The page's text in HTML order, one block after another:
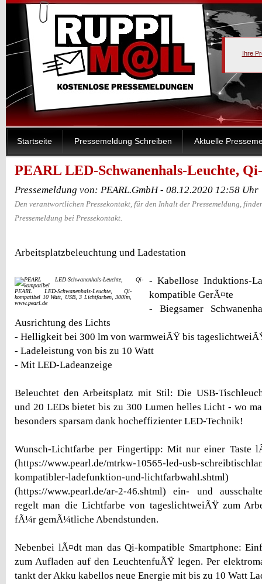
Ihre
Startseite Pressemeldung Schreiben Aktuelle
PEARL LED-Schwanenhals-Leuchte,
Pressemeldung von: PEARL.GmbH - 08.12.2020 12:58 Uhr
Den verantwortlichen Pressekontakt, für den Inhalt der Pressemeldung,
Pressemeldung bei Pressekontakt.
Arbeitsplatzbeleuchtung und Ladestation
PEARL LED-Schwanenhals-Leuchte, Qi-
kompatibel 10 Watt, USB, 3 Lichtfarben, 300lm,
www.pearl.de
- Kabellose Induktions-
kompatible GerÃ¤te
- Biegsamer
Ausrichtung des Lichts
- Helligkeit bei 300 lm von warmweiÃŸ bis
- Ladeleistung von bis zu 10 Watt
- Mit LED-Ladeanzeige
Beleuchtet den Arbeitsplatz mit Stil: Die USB-
und 20 LEDs bietet bis zu 300 Lumen helles Licht - wo
besonders sparsam dank hocheffizienter LED-Technik!
Wunsch-Lichtfarbe per Fingertipp: Mit nur einer Taste
(https://www.pearl.de/mtrkw-10565-led-usb-
kompatibler-ladefunktion-und-
(https://www.pearl.de/ar-2-46.shtml) ein- und
regelt man die Lichtfarbe von tageslichtweiÃŸ zum
fÃ¼r gemÃ¼tliche Abendstunden.
Nebenbei lÃ¤dt man das Qi-kompatible Smartphone:
zum Aufladen auf den LeuchtenfuÃŸ legen. Per
tankt der Akku kabellos neue Energie mit bis zu 10 Watt